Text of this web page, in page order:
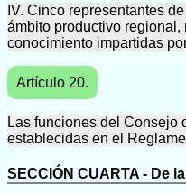
IV. Cinco representantes
ámbito productivo regional,
conocimiento impartidas
Artículo 20.
Las funciones del Consejo
establecidas en el
SECCIÓN CUARTA - De